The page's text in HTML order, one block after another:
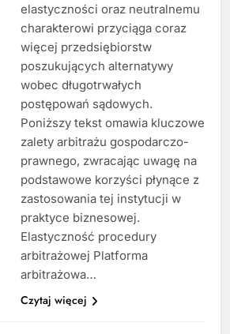
elastyczności oraz neutralnemu
charakterowi przyciąga coraz
więcej przedsiębiorstw
poszukujących alternatywy
wobec długotrwałych
postępowań sądowych.
Poniższy tekst omawia kluczowe
zalety arbitrażu gospodarczo-
prawnego, zwracając uwagę na
podstawowe korzyści płynące z
zastosowania tej instytucji w
praktyce biznesowej.
Elastyczność procedury
arbitrażowej Platforma
arbitrażowa…
Czytaj więcej